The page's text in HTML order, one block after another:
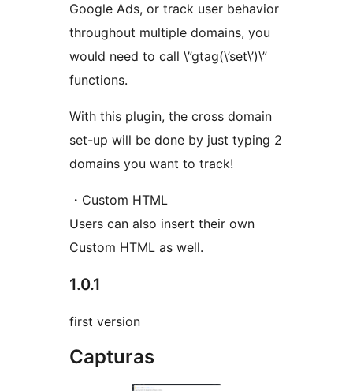
Google Ads, or track user behavior
throughout multiple domains, you
would need to call \”gtag(\’set\’)\”
functions.
With this plugin, the cross domain
set-up will be done by just typing 2
domains you want to track!
・Custom HTML
Users can also insert their own
Custom HTML as well.
1.0.1
first version
Capturas